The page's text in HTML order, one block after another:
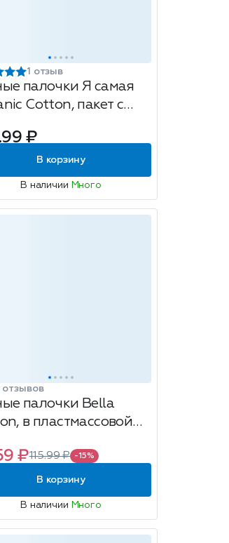
1 отзыв
палочки Я самая
Cotton, пакет с
₽
В корзину
В наличии Много
отзывов
палочки Bella
в пластмассовой
₽115.99 ₽ -15%
В корзину
В наличии Много